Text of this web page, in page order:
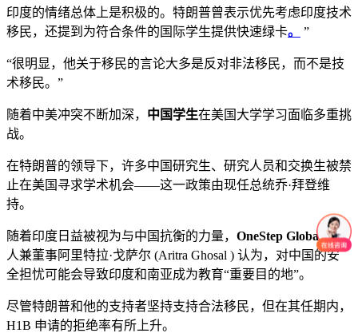
印度的情绪总体上是积极的。特朗普曾表示优先考虑印度技术
移民，还提到为符合条件的国际学生提供快速绿卡。 ”
“很明显，他关于移民的言论大多是反对非法移民，而不是技
术移民。”
随着中美冲突不断加深， 中国学生在美国大学学习面临多重挑
战。
在特朗普的领导下，许多中国研究生、研究人员和交换生被禁
止在美国寻求学术机会——这一政策由现任总统乔·拜登维
持。
随着印度日益被视为与中国抗衡的力量， OneStep Global创始
人兼董事阿里特拉·戈萨尔 (Aritra Ghosal ) 认为，对中国的安
全担忧可能会导致印度和南亚成为教育“重要目的地”。
尽管特朗普和他的支持者坚持支持合法移民，但在其任期内，
H1B 申请的拒绝率有所上升。